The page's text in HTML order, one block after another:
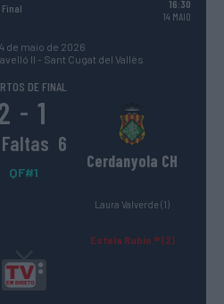
16:30
14 MAIO
de maio de 2026
II - Sant Cugat del Vallès
DE FINAL
- 1
Faltas 6
QF#1
Cerdanyola CH
Laura Valverde (1)
Estela Rubio ® (2)